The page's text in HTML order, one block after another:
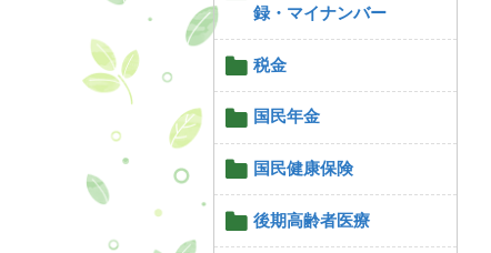
録・マイナンバー
税金
国民年金
国民健康保険
後期高齢者医療